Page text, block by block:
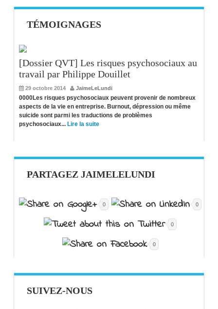
TÉMOIGNAGES
[Dossier QVT] Les risques psychosociaux au
travail par Philippe Douillet
29 octobre 2014 JaimeLeLundi
0000Les risques psychosociaux peuvent provenir de nombreux
aspects de la vie en entreprise. Burnout, dépression ou même
suicide sont parmi les traductions de problèmes
psychosociaux... Lire la suite
PARTAGEZ JAIMELELUNDI
0 0
0
0
SUIVEZ-NOUS